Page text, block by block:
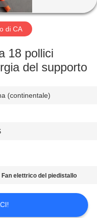
di CA
18 pollici
del supporto
(continentale)
Fan elettrico del piedistallo